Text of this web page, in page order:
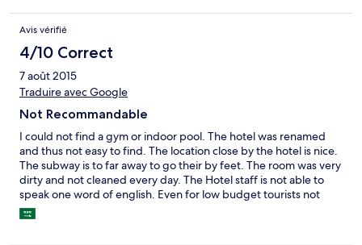
日本語も通じません。 ツアーの手配サービスもありません。 写
真のプールも多分ないみたい。 部屋は薄暗いですが、石鹸、歯
ブラシ、バスタオル、ミネラルウォーターなどの最低限のアメ
ニティー有り。 コンセントは日本のがそのまま差し込めます。
シャワーの水圧、温度は問題なしですが、水が洗面台側に滲み
出てきます。 パジャマはありませんでした。 周辺を散策すれ
ば、22時頃（多分）まで開いているコンビニくらいの大きさの
スーパー（超市）や地元の人が行くような飲食店があり、かな
り安いですが、中国語しか通じません。 お土産や品質の良いも
のをという方は、東南角駅近くの新世界百貨店内にあるカルフ
ールで済ませましょう。
Avis vérifié
4/10 Correct
7 août 2015
Traduire avec Google
Not Recommandable
I could not find a gym or indoor pool. The hotel was renamed
and thus not easy to find. The location close by the hotel is nice.
The subway is to far away to go their by feet. The room was very
dirty and not cleaned every day. The Hotel staff is not able to
speak one word of english. Even for low budget tourists not
recommandable you can find better places.